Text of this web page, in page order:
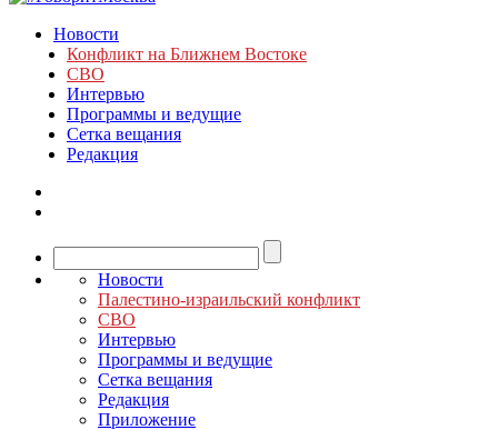
Новости
Конфликт на Ближнем Востоке
СВО
Интервью
Программы и ведущие
Сетка вещания
Редакция
Новости
Палестино-израильский конфликт
СВО
Интервью
Программы и ведущие
Сетка вещания
Редакция
Приложение